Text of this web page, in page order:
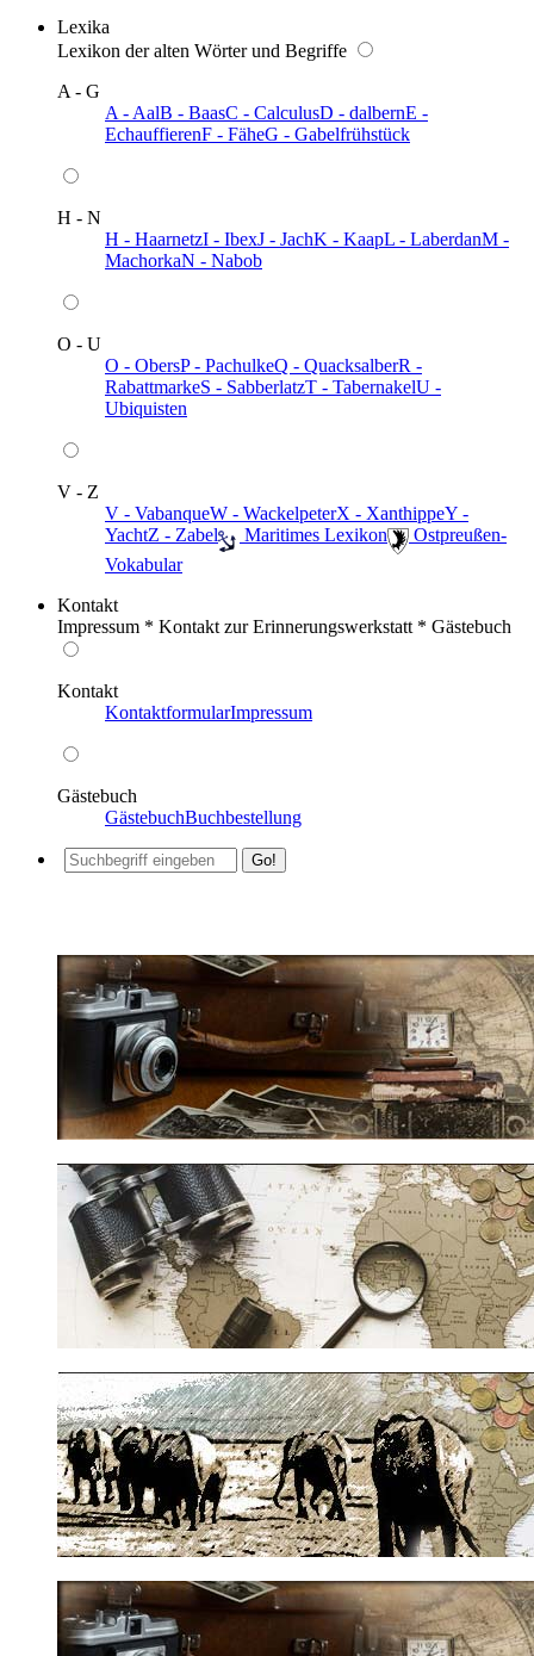
Lexika
Lexikon der alten Wörter und Begriffe
A - G
A - AalB - BaasC - CalculusD - dalbernE -
EchauffierenF - FäheG - Gabelfrühstück
H - N
H - HaarnetzI - IbexJ - JachK - KaapL - LaberdanM -
MachorkaN - Nabob
O - U
O - ObersP - PachulkeQ - QuacksalberR -
RabattmarkeS - SabberlatzT - TabernakelU -
Ubiquisten
V - Z
V - VabanqueW - WackelpeterX - XanthippeY -
YachtZ - Zabel ️ Maritimes Lexikon
️ Ostpreußen-
Vokabular
Kontakt
Impressum * Kontakt zur Erinnerungswerkstatt * Gästebuch
Kontakt
KontaktformularImpressum
Gästebuch
GästebuchBuchbestellung